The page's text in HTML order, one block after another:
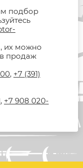
подбор
их можно
продаж
, +7 (391)
, +7 908 020-